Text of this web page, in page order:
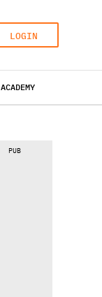
LOGIN
ACADEMY
PUB